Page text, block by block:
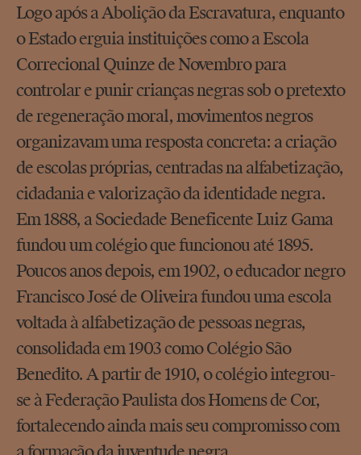
Logo após a Abolição da Escravatura, enquanto
o Estado erguia instituições como a Escola
Correcional Quinze de Novembro para
controlar e punir crianças negras sob o pretexto
de regeneração moral, movimentos negros
organizavam uma resposta concreta: a criação
de escolas próprias, centradas na alfabetização,
cidadania e valorização da identidade negra.
Em 1888, a Sociedade Beneficente Luiz Gama
fundou um colégio que funcionou até 1895.
Poucos anos depois, em 1902, o educador negro
Francisco José de Oliveira fundou uma escola
voltada à alfabetização de pessoas negras,
consolidada em 1903 como Colégio São
Benedito. A partir de 1910, o colégio integrou-
se à Federação Paulista dos Homens de Cor,
fortalecendo ainda mais seu compromisso com